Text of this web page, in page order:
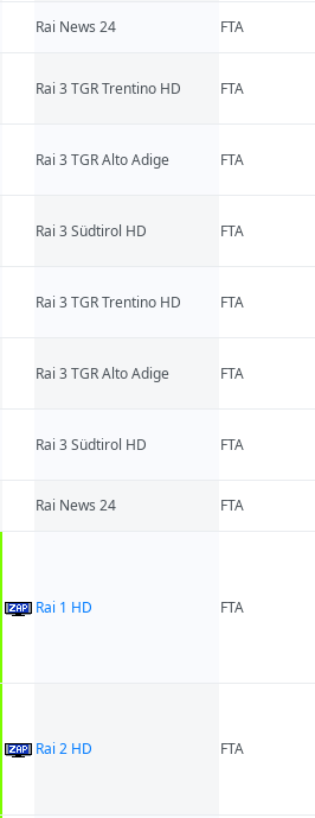
Rai News 24 FTA
Rai 3 TGR Trentino HD FTA
Rai 3 TGR Alto Adige FTA
Rai 3 Südtirol HD FTA
Rai 3 TGR Trentino HD FTA
Rai 3 TGR Alto Adige FTA
Rai 3 Südtirol HD FTA
Rai News 24 FTA
Rai 1 HD FTA
Rai 2 HD FTA